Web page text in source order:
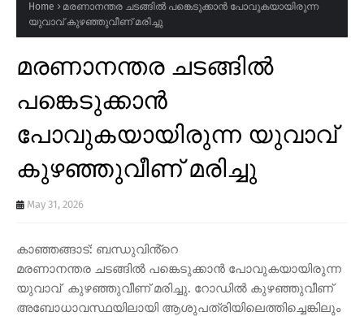
Home
മരണാനന്തര ചടങ്ങിൽ പങ്കെടുക്കാൻ പോവുകയായിരുന്ന
യുവാവ് കുഴഞ്ഞുവീണ് മരിച്ചു
മരണാനന്തര ചടങ്ങിൽ
പങ്കെടുക്കാൻ
പോവുകയായിരുന്ന യുവാവ്
കുഴഞ്ഞുവീണ് മരിച്ചു
May 31, 2026
കാഞ്ഞങ്ങാട്: ബന്ധുവിൻ്റെ
മരണാനന്തര ചടങ്ങിൽ പങ്കെടുക്കാൻ പോവുകയായിരുന്ന
യുവാവ് കുഴഞ്ഞുവീണ് മരിച്ചു. റോഡിൽ കുഴഞ്ഞുവീണ്
അബോധാവസ്ഥയിലായി ആശുപത്രിയിലെത്തിച്ചെങ്കിലും